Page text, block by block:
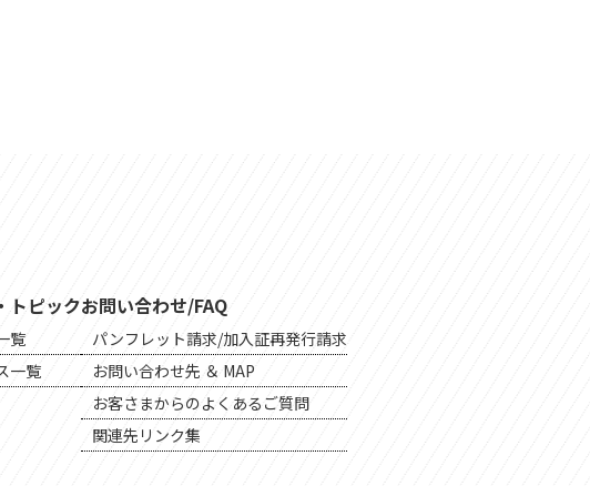
トピック
覧
一覧
お問い合わせ/FAQ
パンフレット請求/加入証再発行請求
お問い合わせ先 ＆ MAP
お客さまからのよくあるご質問
関連先リンク集